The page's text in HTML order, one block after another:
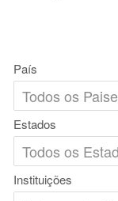
País
Estados
Instituições